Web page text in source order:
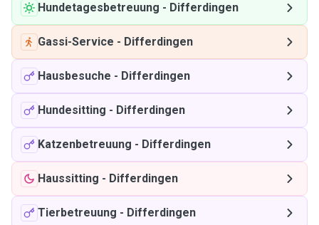
Hundetagesbetreuung - Differdingen
Gassi-Service - Differdingen
Hausbesuche - Differdingen
Hundesitting - Differdingen
Katzenbetreuung - Differdingen
Haussitting - Differdingen
Tierbetreuung - Differdingen